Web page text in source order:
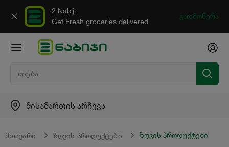
2 Nabiji
Get Fresh groceries delivered
გადმოწერა
მისამართის არჩევა
მთავარი ზღვის პროდუქტები ზღვის პროდუქტები